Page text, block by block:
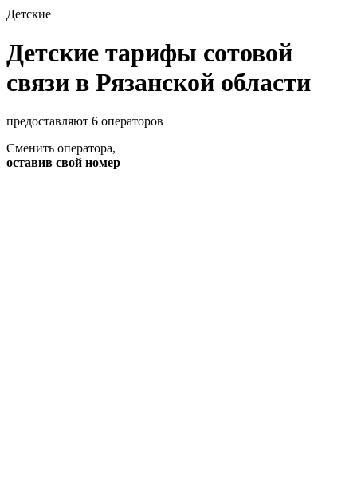
Детские
Детские тарифы сотовой
связи в Рязанской области
предоставляют 6 операторов
Сменить оператора,
оставив свой номер